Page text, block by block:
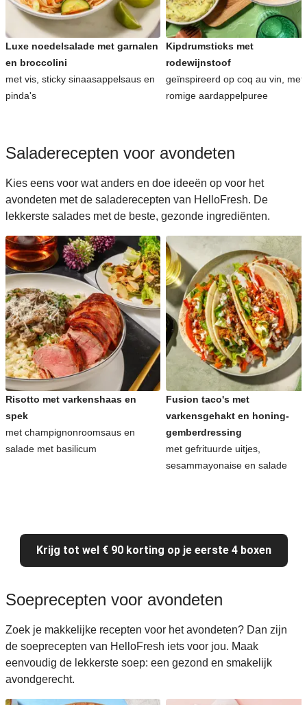
Luxe noedelsalade met garnalen
en broccolini
met vis, sticky sinaasappelsaus en
pinda's
Kipdrumsticks met
rodewijnstoof
geïnspireerd op coq au vin, met
romige aardappelpuree
Saladerecepten voor avondeten
Kies eens voor wat anders en doe ideeën op voor het
avondeten met de saladerecepten van HelloFresh. De
lekkerste salades met de beste, gezonde ingrediënten.
Risotto met varkenshaas en
spek
met champignonroomsaus en
salade met basilicum
Fusion taco's met
varkensgehakt en honing-
gemberdressing
met gefrituurde uitjes,
sesammayonaise en salade
Krijg tot wel € 90 korting op je eerste 4 boxen
Soeprecepten voor avondeten
Zoek je makkelijke recepten voor het avondeten? Dan zijn
de soeprecepten van HelloFresh iets voor jou. Maak
eenvoudig de lekkerste soep: een gezond en smakelijk
avondgerecht.